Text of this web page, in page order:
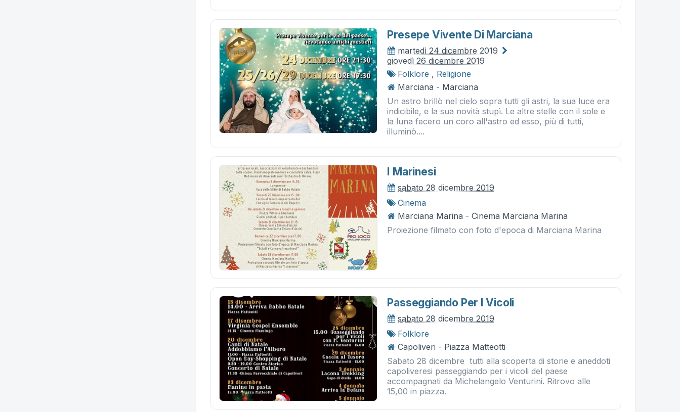
Presepe Vivente Di Marciana
martedì 24 dicembre 2019
giovedì 26 dicembre 2019
Folklore , Religione
Marciana - Marciana
Un astro brillò nel cielo sopra tutti gli astri, la sua luce era
indicibile, e la sua novità stupì. Le altre stelle con il sole e
la luna fecero un coro all'astro ed esso, più di tutti,
illuminò....
I Marinesi
sabato 28 dicembre 2019
Cinema
Marciana Marina - Cinema Marciana Marina
Proiezione filmato con foto d'epoca di Marciana Marina
Passeggiando Per I Vicoli
sabato 28 dicembre 2019
Folklore
Capoliveri - Piazza Matteotti
Sabato 28 dicembre tutti alla scoperta di storie e aneddoti
capoliveresi passeggiando per i vicoli del paese
accompagnati da Michelangelo Venturini. Ritrovo alle
15,00 in piazza.